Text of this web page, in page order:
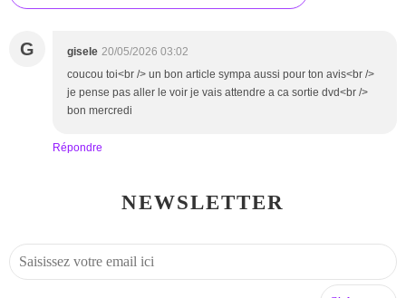
G gisele 20/05/2026 03:02
coucou toi<br /> un bon article sympa aussi pour ton avis<br />
je pense pas aller le voir je vais attendre a ca sortie dvd<br />
bon mercredi
Répondre
NEWSLETTER